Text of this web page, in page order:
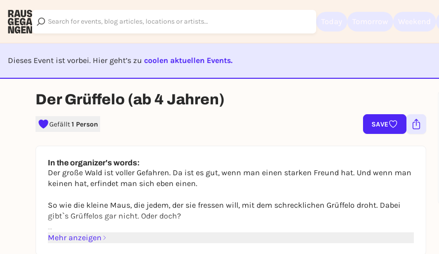
Dieses Event ist vorbei. Hier geht’s zu coolen aktuellen Events.
EVENT IST BEENDET
Der Grüffelo (ab 4 Jahren)
Gefällt1 Person SAVE
In the organizer's words:
Der große Wald ist voller Gefahren. Da ist es gut, wenn man einen starken Freund hat. Und wenn man
keinen hat, erfindet man sich eben einen.
So wie die kleine Maus, die jedem, der sie fressen will, mit dem schrecklichen Grüffelo droht. Dabei
gibt`s Grüffelos gar nicht. Oder doch?
Regie: Eva Kaufmann
Mehr anzeigen
To like events, follow pages, or participate in lotteries, you need a free
REGISTER FOR FREE NOW